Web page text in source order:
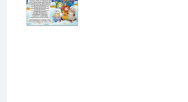
Елементи живлення